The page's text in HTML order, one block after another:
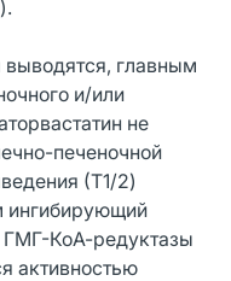
выводятся, главным
и/или
не
печеночной
(Т1/2)
ингибирующий
ГМГ-КоА-редуктазы
активностью